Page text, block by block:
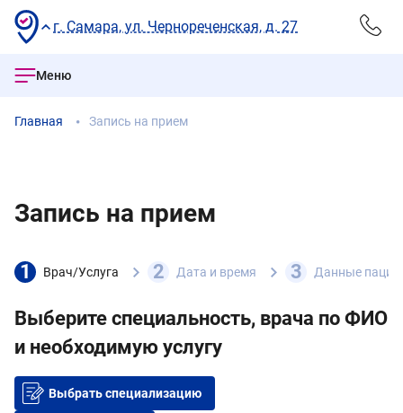
г. Самара, ул. Чернореченская, д. 27
Меню
Главная Запись на прием
Запись на прием
1 Врач/Услуга 2 Дата и время 3 Данные
Выберите специальность, врача по ФИО
и необходимую услугу
Выбрать специализацию